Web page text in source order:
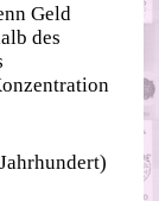
Geld
des